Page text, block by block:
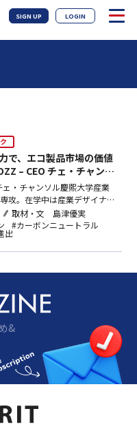
SIGN UP LOGIN
で、エコ製品市場の価値
– CEO チェ・チャンソ
ェ・チャンソル慶熙大学産業
攻。在学中は産業デザイナー
、自身の経験から「環境にや
」の重要性を実感し、2024
グブランド「oozz」を立ち
代表兼クリエイティブディレ
取材・文 島津優実
#カーボンニュートラル
出
&